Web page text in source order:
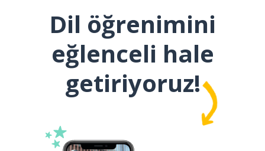
Dil öğrenimini
eğlenceli hale
getiriyoruz!